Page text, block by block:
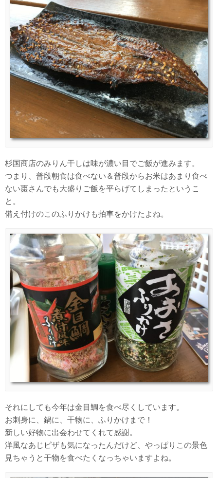
杉国商店のみりん干しは味が濃い目でご飯が進みます。
つまり、普段朝食は食べない＆普段からお米はあまり食べ
ない棗さんでも大盛りご飯を平らげてしまったというこ
と。
備え付けのこのふりかけも拍車をかけたよね。
それにしても今年は金目鯛を食べ尽くしています。
お刺身に、鍋に、干物に、ふりかけまで！
新しい好物に出会わせてくれて感謝。
洋風なあじピザも気になったんだけど、やっぱりこの景色
見ちゃうと干物を食べたくなっちゃいますよね。